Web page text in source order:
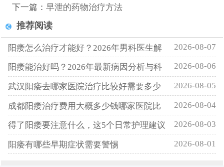
下一篇： 早泄的药物治疗方法
推荐阅读
阳痿怎么治疗才能好？2026年男科医生解 2026-08-07
阳痿能治好吗？2026年最新病因分析与科 2026-08-06
武汉阳痿去哪家医院治疗比较好需要多少 2026-08-05
成都阳痿治疗费用大概多少钱哪家医院比 2026-08-04
得了阳痿要注意什么，这5个日常护理建议 2026-08-03
阳痿有哪些早期症状需要警惕 2026-08-01